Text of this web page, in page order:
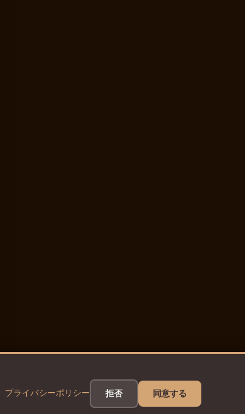
プライバシーポリシー 拒否 同意する